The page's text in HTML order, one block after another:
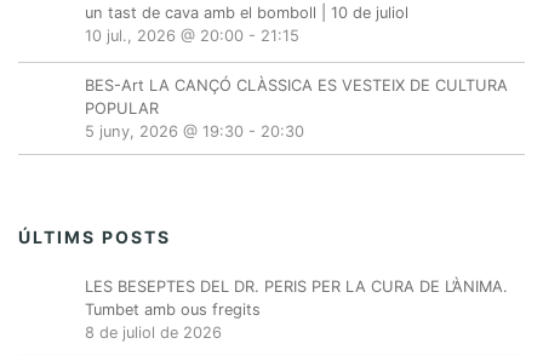
un tast de cava amb el bomboll | 10 de juliol
10 jul., 2026 @ 20:00 - 21:15
BES-Art LA CANÇÓ CLÀSSICA ES VESTEIX DE CULTURA
POPULAR
5 juny, 2026 @ 19:30 - 20:30
ÚLTIMS POSTS
LES BESEPTES DEL DR. PERIS PER LA CURA DE L’ÀNIMA.
Tumbet amb ous fregits
8 de juliol de 2026